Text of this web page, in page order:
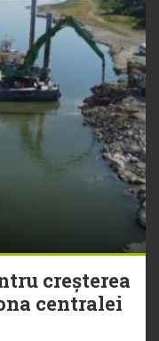
creșterea
centralei